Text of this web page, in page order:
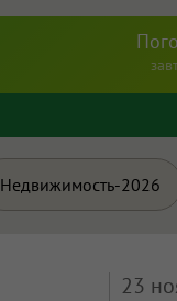
Недвижимость-2026
23